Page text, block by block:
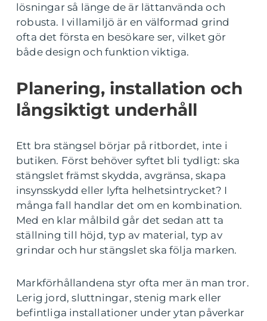
lösningar så länge de är lättanvända och
robusta. I villamiljö är en välformad grind
ofta det första en besökare ser, vilket gör
både design och funktion viktiga.
Planering, installation och
långsiktigt underhåll
Ett bra stängsel börjar på ritbordet, inte i
butiken. Först behöver syftet bli tydligt: ska
stängslet främst skydda, avgränsa, skapa
insynsskydd eller lyfta helhetsintrycket? I
många fall handlar det om en kombination.
Med en klar målbild går det sedan att ta
ställning till höjd, typ av material, typ av
grindar och hur stängslet ska följa marken.
Markförhållandena styr ofta mer än man tror.
Lerig jord, sluttningar, stenig mark eller
befintliga installationer under ytan påverkar